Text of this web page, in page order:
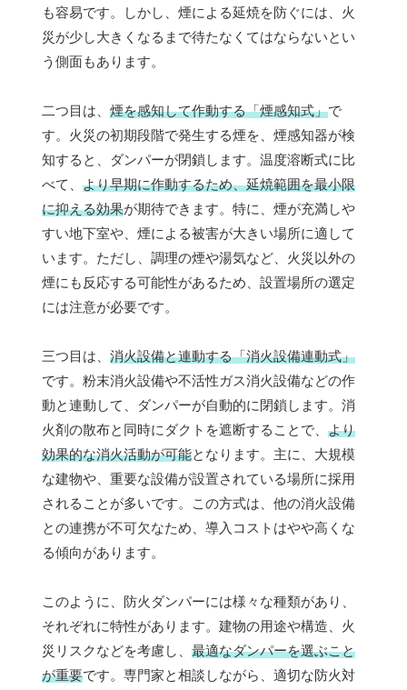
も容易です。しかし、煙による延焼を防ぐには、火
災が少し大きくなるまで待たなくてはならないとい
う側面もあります。
二つ目は、 煙を感知して作動する「煙感知式」で
す。火災の初期段階で発生する煙を、煙感知器が検
知すると、ダンパーが閉鎖します。温度溶断式に比
べて、 より早期に作動するため、延焼範囲を最小限
に抑える効果が期待できます。特に、煙が充満しや
すい地下室や、煙による被害が大きい場所に適して
います。ただし、調理の煙や湯気など、火災以外の
煙にも反応する可能性があるため、設置場所の選定
には注意が必要です。
三つ目は、 消火設備と連動する「消火設備連動式」
です。粉末消火設備や不活性ガス消火設備などの作
動と連動して、ダンパーが自動的に閉鎖します。消
火剤の散布と同時にダクトを遮断することで、 より
効果的な消火活動が可能となります。主に、大規模
な建物や、重要な設備が設置されている場所に採用
されることが多いです。この方式は、他の消火設備
との連携が不可欠なため、導入コストはやや高くな
る傾向があります。
このように、防火ダンパーには様々な種類があり、
それぞれに特性があります。建物の用途や構造、火
災リスクなどを考慮し、 最適なダンパーを選ぶこと
が重要です。専門家と相談しながら、適切な防火対